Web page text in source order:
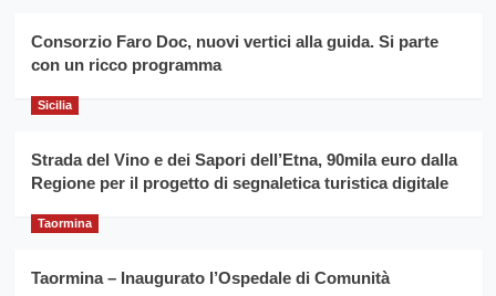
Franco
Caruso
Consorzio Faro Doc, nuovi vertici alla guida. Si parte
con un ricco programma
Sicilia
Strada del Vino e dei Sapori dell’Etna, 90mila euro dalla
Regione per il progetto di segnaletica turistica digitale
Taormina
Taormina – Inaugurato l’Ospedale di Comunità